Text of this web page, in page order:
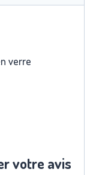
verre
votre avis